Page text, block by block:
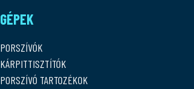
GÉPEK
PORSZÍVÓK
KÁRPITTISZTÍTÓK
PORSZÍVÓ TARTOZÉKOK